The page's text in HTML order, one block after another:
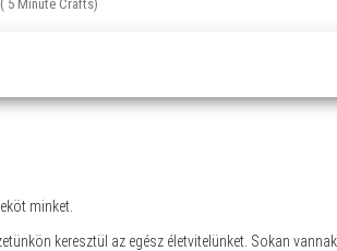
5 Minute Crafts)
minket.
keresztül az egész életvitelünket. Sokan